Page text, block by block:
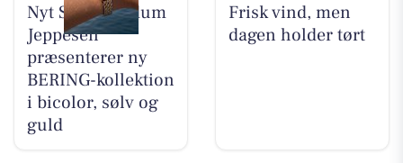
Nyt Syn Brøndum
Jeppesen
præsenterer ny
BERING-kollektion
i bicolor, sølv og
guld
Frisk vind, men
dagen holder tørt